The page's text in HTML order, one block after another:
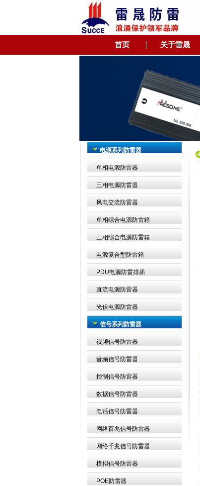
首页 关于雷晟
电源系列防雷器
单相电源防雷器
三相电源防雷器
风电交流防雷器
单相综合电源防雷箱
三相综合电源防雷箱
电源复合型防雷箱
PDU电源防雷排插
直流电源防雷器
光伏电源防雷器
信号系列防雷器
视频信号防雷器
音频信号防雷器
控制信号防雷器
数据信号防雷器
电话信号防雷器
网络百兆信号防雷器
网络千兆信号防雷器
模拟信号防雷器
POE防雷器